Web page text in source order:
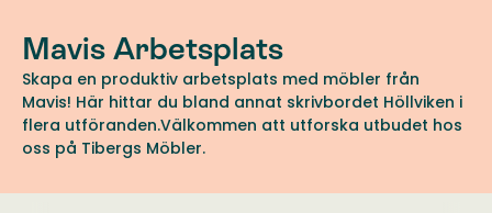
Mavis Arbetsplats
Skapa en produktiv arbetsplats med möbler från
Mavis! Här hittar du bland annat skrivbordet Höllviken i
flera utföranden.Välkommen att utforska utbudet hos
oss på Tibergs Möbler.